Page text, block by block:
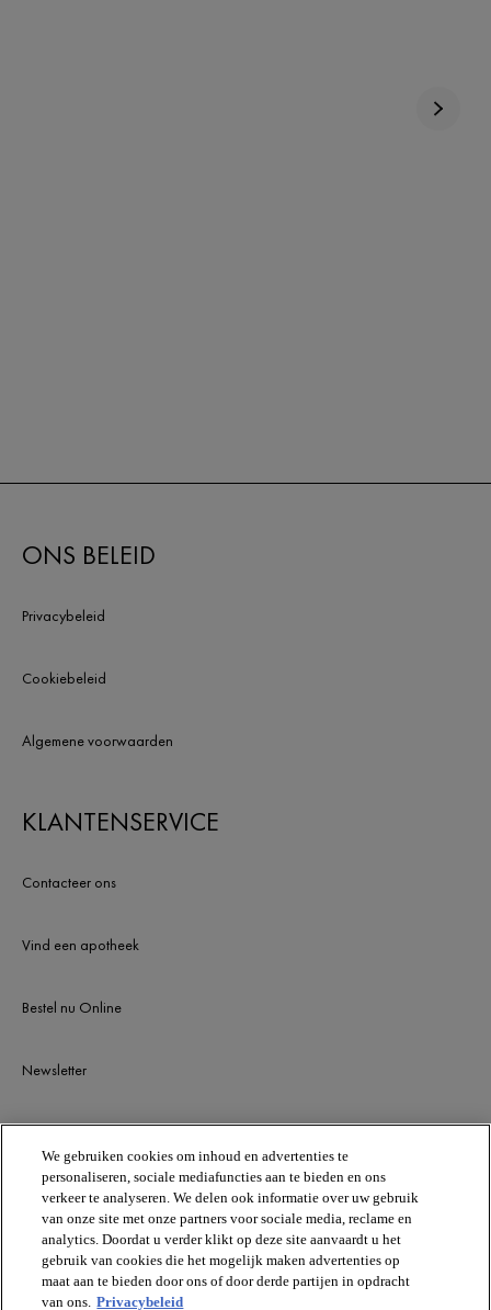
ONS BELEID
Privacybeleid
Cookiebeleid
Algemene voorwaarden
KLANTENSERVICE
Contacteer ons
Vind een apotheek
Bestel nu Online
Newsletter
BLIJF OP DE HOOGTE
We gebruiken cookies om inhoud en advertenties te
personaliseren, sociale mediafuncties aan te bieden en ons
verkeer te analyseren. We delen ook informatie over uw gebruik
van onze site met onze partners voor sociale media, reclame en
analytics. Doordat u verder klikt op deze site aanvaardt u het
gebruik van cookies die het mogelijk maken advertenties op
maat aan te bieden door ons of door derde partijen in opdracht
van ons. Privacybeleid